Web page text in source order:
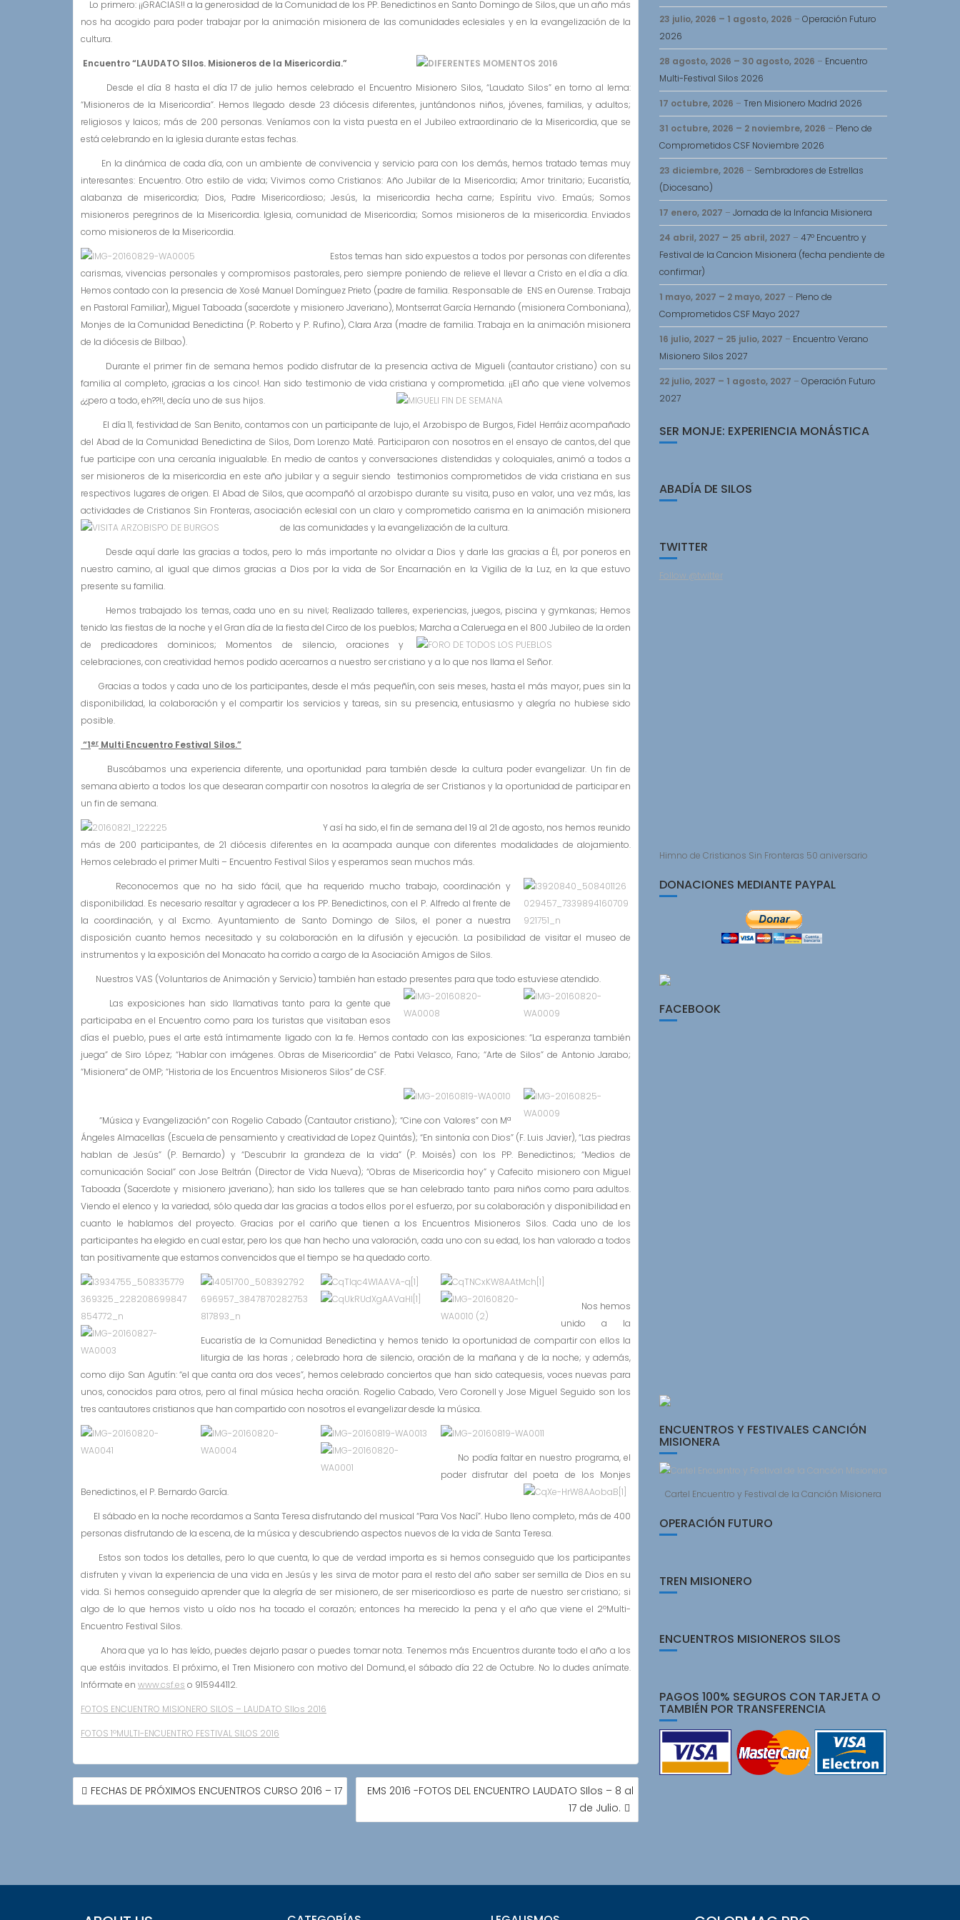
Lo primero: ¡¡GRACIAS!! a la generosidad de la Comunidad de los PP. Benedictinos en Santo Domingo de Silos, que un año más
nos ha acogido para poder trabajar por la animación misionera de las comunidades eclesiales y en la evangelización de la
cultura.
Encuentro “LAUDATO SIlos. Misioneros de la Misericordia.”
Desde el día 8 hasta el día 17 de julio hemos celebrado el Encuentro Misionero Silos, “Laudato Silos” en torno al lema:
“Misioneros de la Misericordia”. Hemos llegado desde 23 diócesis diferentes, juntándonos niños, jóvenes, familias, y adultos;
religiosos y laicos; más de 200 personas. Veníamos con la vista puesta en el Jubileo extraordinario de la Misericordia, que se
está celebrando en la iglesia durante estas fechas.
En la dinámica de cada día, con un ambiente de convivencia y servicio para con los demás, hemos tratado temas muy
interesantes: Encuentro. Otro estilo de vida; Vivimos como Cristianos: Año Jubilar de la Misericordia; Amor trinitario; Eucaristía,
alabanza de misericordia; Dios, Padre Misericordioso; Jesús, la misericordia hecha carne; Espíritu vivo. Emaús; Somos
misioneros peregrinos de la Misericordia. Iglesia, comunidad de Misericordia; Somos misioneros de la misericordia. Enviados
como misioneros de la Misericordia.
Estos temas han sido expuestos a todos por personas con diferentes
carismas, vivencias personales y compromisos pastorales, pero siempre poniendo de relieve el llevar a Cristo en el día a día.
Hemos contado con la presencia de Xosé Manuel Domínguez Prieto (padre de familia. Responsable de ENS en Ourense. Trabaja
en Pastoral Familiar), Miguel Taboada (sacerdote y misionero Javeriano), Montserrat García Hernando (misionera Comboniana),
Monjes de la Comunidad Benedictina (P. Roberto y P. Rufino), Clara Arza (madre de familia. Trabaja en la animación misionera
de la diócesis de Bilbao).
Durante el primer fin de semana hemos podido disfrutar de la presencia activa de Migueli (cantautor cristiano) con su
familia al completo, ¡gracias a los cinco!. Han sido testimonio de vida cristiana y comprometida. ¡¡El año que viene volvemos
¿¿pero a todo, eh??!!, decía uno de sus hijos.
El día 11, festividad de San Benito, contamos con un participante de lujo, el Arzobispo de Burgos, Fidel Herráiz acompañado
del Abad de la Comunidad Benedictina de Silos, Dom Lorenzo Maté. Participaron con nosotros en el ensayo de cantos, del que
fue participe con una cercanía inigualable. En medio de cantos y conversaciones distendidas y coloquiales, animó a todos a
ser misioneros de la misericordia en este año jubilar y a seguir siendo testimonios comprometidos de vida cristiana en sus
respectivos lugares de origen. El Abad de Silos, que acompañó al arzobispo durante su visita, puso en valor, una vez más, las
actividades de Cristianos Sin Fronteras, asociación eclesial con un claro y comprometido carisma en la animación misionera
de las comunidades y la evangelización de la cultura.
Desde aquí darle las gracias a todos, pero lo más importante no olvidar a Dios y darle las gracias a Él, por poneros en
nuestro camino, al igual que dimos gracias a Dios por la vida de Sor Encarnación en la Vigilia de la Luz, en la que estuvo
presente su familia.
Hemos trabajado los temas, cada uno en su nivel; Realizado talleres, experiencias, juegos, piscina y gymkanas; Hemos
tenido las fiestas de la noche y el Gran día de la fiesta del Circo de los pueblos; Marcha a Caleruega enel 800 Jubileo de la orden
de predicadores dominicos; Momentos de silencio, oraciones y
celebraciones, con creatividad hemos podido acercarnos a nuestro ser cristiano y a lo que nos llama el Señor.
Gracias a todos y cada uno de los participantes, desde el más pequeñín, con seis meses, hasta el más mayor, pues sin la
disponibilidad, la colaboración y el compartir los servicios y tareas, sin su presencia, entusiasmo y alegría no hubiese sido
posible.
“1er Multi Encuentro Festival Silos.”
Buscábamos una experiencia diferente, una oportunidad para también desde la cultura poder evangelizar. Un fin de
semana abierto a todos los que desearan compartir con nosotros la alegría de ser Cristianos y la oportunidad de participar en
un fin de semana.
Y así ha sido, el fin de semana del 19 al 21 de agosto, nos hemos reunido
más de 200 participantes, de 21 diócesis diferentes en la acampada aunque con diferentes modalidades de alojamiento.
Hemos celebrado el primer Multi – Encuentro Festival Silos y esperamos sean muchos más.
Reconocemos que no ha sido fácil, que ha requerido mucho trabajo, coordinación y
disponibilidad. Es necesario resaltar y agradecer a los PP. Benedictinos, con el P. Alfredo al frente de
la coordinación, y al Excmo. Ayuntamiento de Santo Domingo de Silos, el poner a nuestra
disposición cuanto hemos necesitado y su colaboración en la difusión y ejecución. La posibilidad de visitar el museo de
instrumentos y la exposición del Monacato ha corrido a cargo de la Asociación Amigos de Silos.
Nuestros VAS (Voluntarios de Animación y Servicio) también han estado presentes para que todo estuviese atendido.
Las exposiciones han sido llamativas tanto para la gente que
participaba en el Encuentro como para los turistas que visitaban esos
días el pueblo, pues el arte está íntimamente ligado con la fe. Hemos contado con las exposiciones: “La esperanza también
juega” de Siro López; “Hablar con imágenes. Obras de Misericordia” de Patxi Velasco, Fano; “Arte de Silos” de Antonio Jarabo;
“Misionera” de OMP; “Historia de los Encuentros Misioneros Silos” de CSF.
“Música y Evangelización” con Rogelio Cabado (Cantautor cristiano); “Cine con Valores” con Mª
Ángeles Almacellas (Escuela de pensamiento y creatividad de Lopez Quintás); “En sintonía con Dios” (F. Luis Javier), “Las piedras
hablan de Jesús” (P. Bernardo) y “Descubrir la grandeza de la vida” (P. Moisés) con los PP. Benedictinos; “Medios de
comunicación Social” con Jose Beltrán (Director de Vida Nueva); “Obras de Misericordia hoy” y Cafecito misionero con Miguel
Taboada (Sacerdote y misionero javeriano); han sido los talleres que se han celebrado tanto para niños como para adultos.
Viendo el elenco y la variedad, sólo queda dar las gracias a todos ellos por el esfuerzo, por su colaboración y disponibilidad en
cuanto le hablamos del proyecto. Gracias por el cariño que tienen a los Encuentros Misioneros Silos. Cada uno de los
participantes ha elegido en cual estar, pero los que han hecho una valoración, cada uno con su edad, los han valorado a todos
tan positivamente que estamos convencidos que el tiempo se ha quedado corto.
Nos hemos
unido a la
Eucaristía de la Comunidad Benedictina y hemos tenido la oportunidad de compartir con ellos la
liturgia de las horas ; celebrado hora de silencio, oración de la mañana y de la noche; y además,
como dijo San Agutín: “el que canta ora dos veces”, hemos celebrado conciertos que han sido catequesis, voces nuevas para
unos, conocidos para otros, pero al final música hecha oración. Rogelio Cabado, Vero Coronell y Jose Miguel Seguido son los
tres cantautores cristianos que han compartido con nosotros el evangelizar desde la música.
No podía faltar en nuestro programa, el
poder disfrutar del poeta de los Monjes
Benedictinos, el P. Bernardo García.
El sábado en la noche recordamos a Santa Teresa disfrutando del musical “Para Vos Nací”. Hubo lleno completo, más de 400
personas disfrutando de la escena, de la música y descubriendo aspectos nuevos de la vida de Santa Teresa.
Estos son todos los detalles, pero lo que cuenta, lo que de verdad importa es si hemos conseguido que los participantes
disfruten y vivan la experiencia de una vida en Jesús y les sirva de motor para el resto del año saber ser semilla de Dios en su
vida. Si hemos conseguido aprender que la alegría de ser misionero, de ser misericordioso es parte de nuestro ser cristiano; si
algo de lo que hemos visto u oído nos ha tocado el corazón; entonces ha merecido la pena y el año que viene el 2ºMulti-
Encuentro Festival Silos.
Ahora que ya lo has leído, puedes dejarlo pasar o puedes tomar nota. Tenemos más Encuentros durante todo el año a los
que estáis invitados. El próximo, el Tren Misionero con motivo del Domund, el sábado día 22 de Octubre. No lo dudes anímate.
Infórmate en www.csf.es o 915944112.
FOTOS ENCUENTRO MISIONERO SILOS – LAUDATO SIlos 2016
FOTOS 1ºMULTI-ENCUENTRO FESTIVAL SILOS 2016
NAVEGACIÓN
DEFECHAS DE PRÓXIMOS ENCUENTROS CURSO 2016 – 17
EMS 2016 -FOTOS DEL ENCUENTRO LAUDATO SIlos – 8 al
17 de Julio.
23 julio, 2026 – 1 agosto, 2026 – Operación Futuro
2026
28 agosto, 2026 – 30 agosto, 2026 – Encuentro
Multi-Festival Silos 2026
17 octubre, 2026 – Tren Misionero Madrid 2026
31 octubre, 2026 – 2 noviembre, 2026 – Pleno de
Comprometidos CSF Noviembre 2026
23 diciembre, 2026 – Sembradores de Estrellas
(Diocesano)
17 enero, 2027 – Jornada de la Infancia Misionera
24 abril, 2027 – 25 abril, 2027 – 47º Encuentro y
Festival de la Cancion Misionera (fecha pendiente de
confirmar)
1 mayo, 2027 – 2 mayo, 2027 – Pleno de
Comprometidos CSF Mayo 2027
16 julio, 2027 – 25 julio, 2027 – Encuentro Verano
Misionero Silos 2027
22 julio, 2027 – 1 agosto, 2027 – Operación Futuro
2027
SER MONJE: EXPERIENCIA MONÁSTICA
ABADÍA DE SILOS
TWITTER
Follow @twitter
Himno de Cristianos Sin Fronteras 50 aniversario
DONACIONES MEDIANTE PAYPAL
FACEBOOK
ENCUENTROS Y FESTIVALES CANCIÓN
MISIONERA
Cartel Encuentro y Festival de la Canción Misionera
OPERACIÓN FUTURO
TREN MISIONERO
ENCUENTROS MISIONEROS SILOS
PAGOS 100% SEGUROS CON TARJETA O
TAMBIÉN POR TRANSFERENCIA